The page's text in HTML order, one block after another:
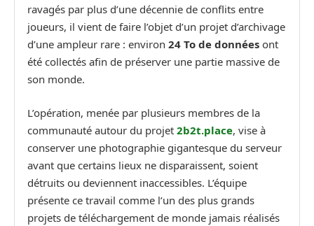
ravagés par plus d’une décennie de conflits entre
joueurs, il vient de faire l’objet d’un projet d’archivage
d’une ampleur rare : environ 24 To de données ont
été collectés afin de préserver une partie massive de
son monde.
L’opération, menée par plusieurs membres de la
communauté autour du projet 2b2t.place, vise à
conserver une photographie gigantesque du serveur
avant que certains lieux ne disparaissent, soient
détruits ou deviennent inaccessibles. L’équipe
présente ce travail comme l’un des plus grands
projets de téléchargement de monde jamais réalisés